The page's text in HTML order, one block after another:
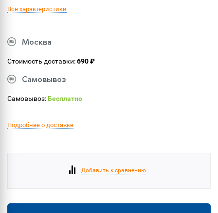
Все характеристики
Москва
Стоимость доставки:690 ₽
Самовывоз
Самовывоз:Бесплатно
Подробнее о доставке
Добавить к сравнению